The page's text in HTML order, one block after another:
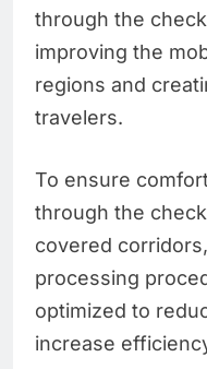
through the
improving the
regions and
travelers.
To ensure
through the
covered
processing
optimized to
increase